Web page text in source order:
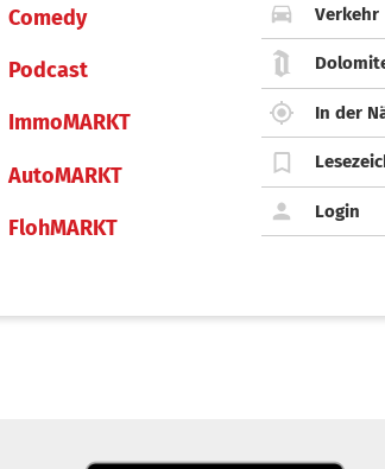
Comedy
Podcast
ImmoMARKT
AutoMARKT
FlohMARKT
Verkehr
In der
Login